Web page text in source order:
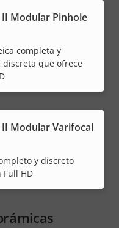
II Modular Pinhole
completa y
que ofrece
II Modular Varifocal
y discreto
Full HD